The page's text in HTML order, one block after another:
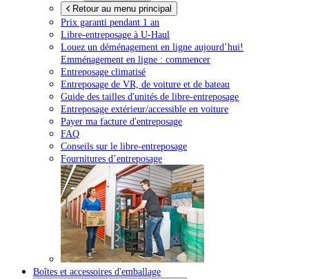
Retour au menu principal
Prix garanti pendant 1 an
Libre-entreposage à U-Haul
Louez un déménagement en ligne aujourd’hui!
Emménagement en ligne : commencer
Entreposage climatisé
Entreposage de VR, de voiture et de bateau
Guide des tailles d'unités de libre-entreposage
Entreposage extérieur/accessible en voiture
Payer ma facture d'entreposage
FAQ
Conseils sur le libre-entreposage
Fournitures d’entreposage
Boîtes et accessoires d'emballage